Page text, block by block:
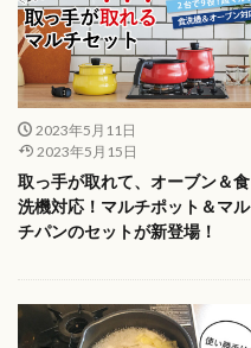
2023年5月11日
2023年5月15日
取っ手が取れて、オーブン＆食
洗機対応！マルチポット＆マル
チパンのセットが新登場！